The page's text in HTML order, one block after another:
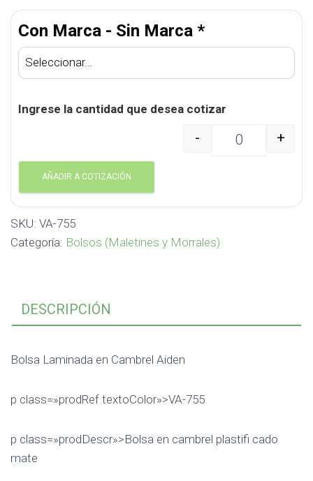
Con Marca - Sin Marca *
Ingrese la cantidad que desea cotizar
Bolsa Laminada en
- +
AÑADIR A COTIZACIÓN
SKU: VA-755
Categoría: Bolsos (Maletines y Morrales)
DESCRIPCIÓN
Bolsa Laminada en Cambrel Aiden
p class=»prodRef textoColor»>VA-755
p class=»prodDescr»>Bolsa en cambrel plastifi cado
mate